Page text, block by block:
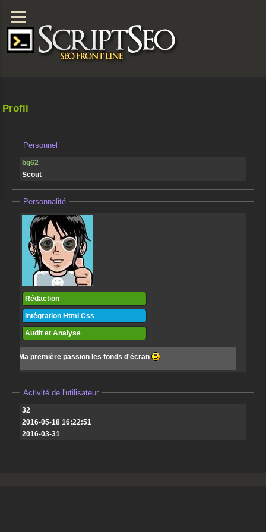
Profil
Personnel
bg62
Scout
Personnalité
Rédaction
intégration Html Css
Audit et Analyse
Ma première passion les fonds d'écran
Activité de l'utilisateur
32
2016-05-18 16:22:51
2016-03-31